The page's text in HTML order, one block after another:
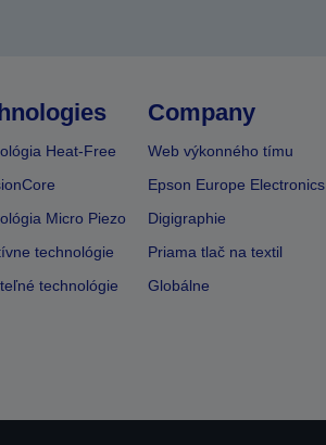
Heat-Free
Micro Piezo
technológie
technológie
Company
Web výkonného tímu
Epson Europe Electronics
Digigraphie
Priama tlač na textil
Globálne